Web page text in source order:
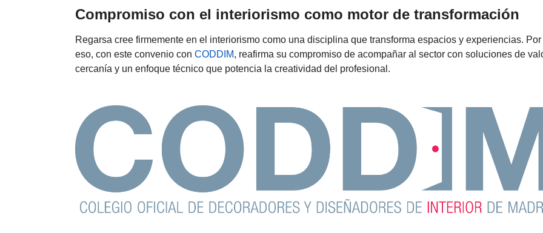
Compromiso con el interiorismo como motor de transformación
Regarsa cree firmemente en el interiorismo como una disciplina que transforma espacios y experiencias. Por
eso, con este convenio con CODDIM, reafirma su compromiso de acompañar al sector con soluciones de
cercanía y un enfoque técnico que potencia la creatividad del profesional.